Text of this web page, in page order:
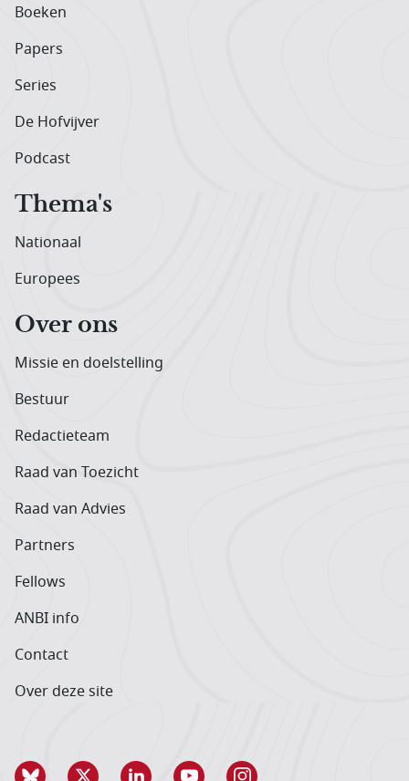
Boeken
Papers
Series
De Hofvijver
Podcast
Thema's
Nationaal
Europees
Over ons
Missie en doelstelling
Bestuur
Redactieteam
Raad van Toezicht
Raad van Advies
Partners
Fellows
ANBI info
Contact
Over deze site